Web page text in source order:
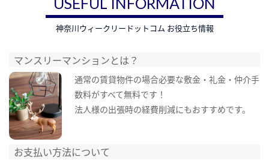
神奈川ウィークリードットコム お役立ち情報
マンスリーマンションとは？
通常の賃貸物件の場合必要な敷金・礼金・仲介手
数料がすべて無料です！
法人様の出張時の経費削減にもおすすめです。
お支払い方法について